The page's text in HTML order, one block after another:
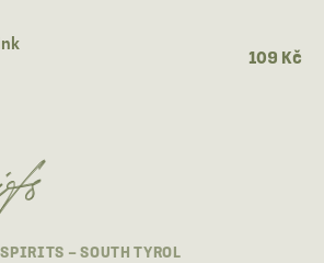
109 Kč
– SOUTH TYROL